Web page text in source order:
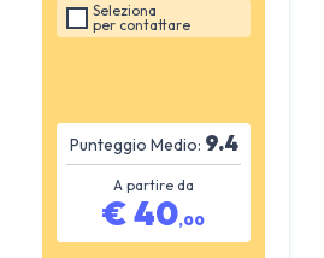
Seleziona
per contattare
Punteggio Medio: 9.4
A partire da
€40,00